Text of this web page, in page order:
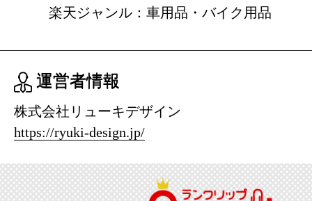
楽天ジャンル：車用品・バイク用品
運営者情報
株式会社リューキデザイン
https://ryuki-design.jp/